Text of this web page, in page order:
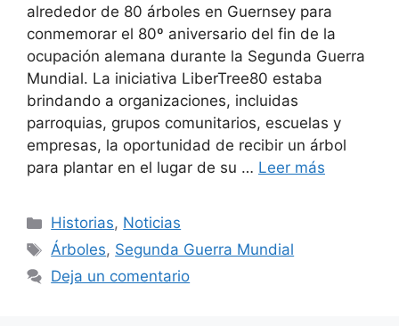
alrededor de 80 árboles en Guernsey para
conmemorar el 80º aniversario del fin de la
ocupación alemana durante la Segunda Guerra
Mundial. La iniciativa LiberTree80 estaba
brindando a organizaciones, incluidas
parroquias, grupos comunitarios, escuelas y
empresas, la oportunidad de recibir un árbol
para plantar en el lugar de su … Leer más
Categorías
Historias, Noticias
Etiquetas
Árboles, Segunda Guerra Mundial
Deja un comentario